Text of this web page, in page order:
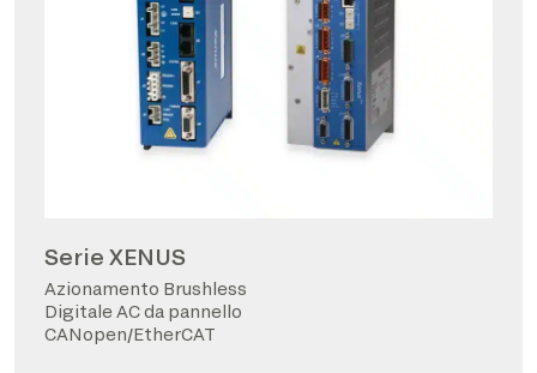
Serie XENUS
Azionamento Brushless
Digitale AC da pannello
CANopen/EtherCAT